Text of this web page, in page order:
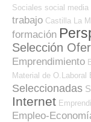
Sociales social media
trabajo Castilla La
formación
Selección
Emprendimiento
Material de O.Laboral
Seleccionadas
Internet
Empleo-